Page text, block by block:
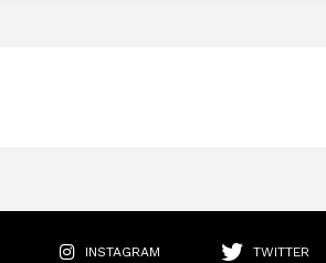
INSTAGRAM TWITTER